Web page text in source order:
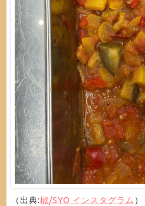
（出典:椒/SYO インスタグラム ）